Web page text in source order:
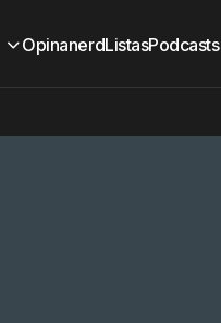
OpinanerdListasPodcasts